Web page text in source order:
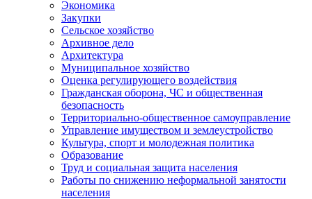
Экономика
Закупки
Сельское хозяйство
Архивное дело
Архитектура
Муниципальное хозяйство
Оценка регулирующего воздействия
Гражданская оборона, ЧС и общественная
безопасность
Территориально-общественное самоуправление
Управление имуществом и землеустройство
Культура, спорт и молодежная политика
Образование
Труд и социальная защита населения
Работы по снижению неформальной занятости
населения